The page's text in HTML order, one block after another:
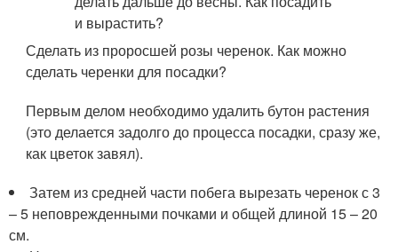
Сделать из проросшей розы черенок. Как можно
сделать черенки для посадки?
Первым делом необходимо удалить бутон растения
(это делается задолго до процесса посадки, сразу же,
как цветок завял).
Затем из средней части побега вырезать черенок с 3
– 5 неповрежденными почками и общей длиной 15 – 20
см.